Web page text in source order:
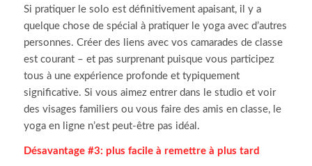
Si pratiquer le solo est définitivement apaisant, il y a
quelque chose de spécial à pratiquer le yoga avec d’autres
personnes. Créer des liens avec vos camarades de classe
est courant – et pas surprenant puisque vous participez
tous à une expérience profonde et typiquement
significative. Si vous aimez entrer dans le studio et voir
des visages familiers ou vous faire des amis en classe, le
yoga en ligne n’est peut-être pas idéal.
Désavantage #3: plus facile à remettre à plus tard